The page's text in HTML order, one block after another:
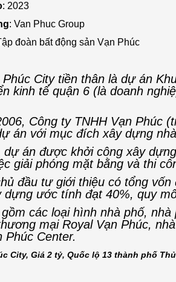
: 2023
: Van Phuc Group
đoàn bất động sản Vạn Phúc
City tiền thân là dự án
kinh tế quận 6 (là doanh
Công ty TNHH Vạn Phúc
án với mục đích xây dựng
dự án được khởi công xây
giải phóng mặt bằng và thi
đầu tư giới thiệu có tổng
dựng ước tính đạt 40%, quy
các loại hình nhà phố,
mại Royal Vạn Phúc,
Phúc Center.
City, Giá 2 tỷ, Quốc lộ 13 thành phố